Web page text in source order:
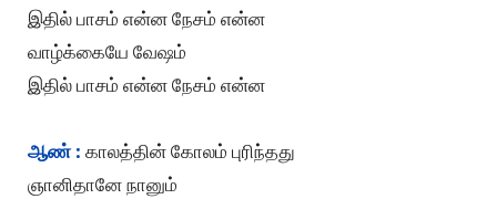
இதில் பாசம் என்ன நேசம் என்ன
வாழ்க்கையே வேஷம்
இதில் பாசம் என்ன நேசம் என்ன
ஆண் : காலத்தின் கோலம் புரிந்தது
ஞானிதானே நானும்